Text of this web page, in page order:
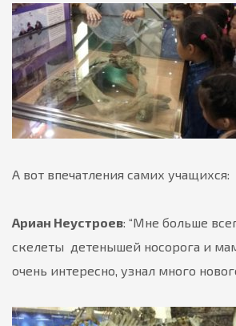
А вот впечатления самих учащихся:
Ариан Неустроев: “Мне больше
скелеты детенышей носорога и
очень интересно, узнал много